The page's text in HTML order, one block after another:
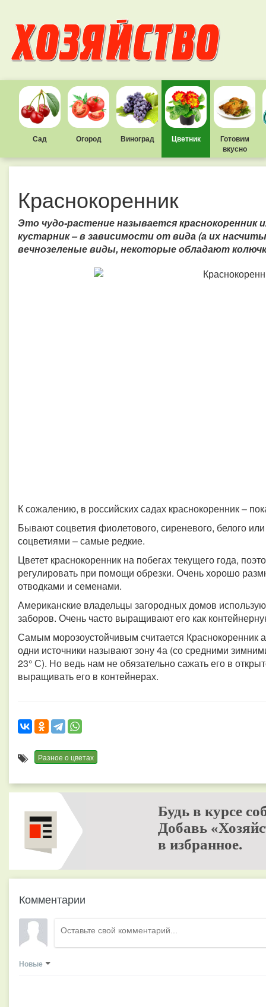
Сад Огород Виноград Цветник
Готовим
вкусно
Краснокоренник
Это чудо-растение называется краснокоренник
кустарник – в зависимости от вида (а их
вечнозеленые виды, некоторые обладают
К сожалению, в российских садах краснокоренник –
Бывают соцветия фиолетового, сиреневого, белого
соцветиями – самые редкие.
Цветет краснокоренник на побегах текущего года,
регулировать при помощи обрезки. Очень хорошо
отводками и семенами.
Американские владельцы загородных домов
заборов. Очень часто выращивают его как
Самым морозоустойчивым считается Краснокоренник
одни источники называют зону 4а (со средними
23° С). Но ведь нам не обязательно сажать его в
выращивать его в контейнерах.
Разное о цветах
Будь в курсе
Добавь
в избранное.
Комментарии
Новые